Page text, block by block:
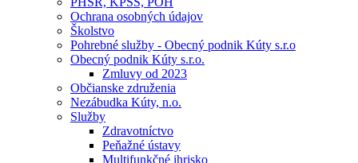
Ochrana osobných údajov
Školstvo
Pohrebné služby - Obecný podnik Kúty s.r.o
Obecný podnik Kúty s.r.o.
Zmluvy od 2023
Občianske združenia
Nezábudka Kúty, n.o.
Služby
Zdravotníctvo
Peňažné ústavy
Multifunkčné ihrisko